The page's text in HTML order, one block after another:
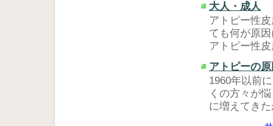
大人・成人
アトピー性
ても何が原
アトピー性
アトピーの
1960年以前
くの方々が
に増えてき